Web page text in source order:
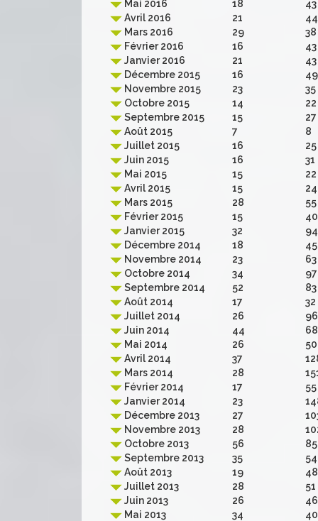
Mai 2016
18
43
Avril 2016
21
44
Mars 2016
29
38
Février 2016
16
43
Janvier 2016
21
43
Décembre 2015
16
49
Novembre 2015
23
35
Octobre 2015
14
22
Septembre 2015
15
27
Août 2015
7
8
Juillet 2015
16
25
Juin 2015
16
31
Mai 2015
15
22
Avril 2015
15
24
Mars 2015
28
55
Février 2015
15
40
Janvier 2015
32
94
Décembre 2014
18
45
Novembre 2014
23
63
Octobre 2014
34
97
Septembre 2014
52
83
Août 2014
17
32
Juillet 2014
26
96
Juin 2014
44
68
Mai 2014
26
50
Avril 2014
37
Mars 2014
28
Février 2014
17
55
Janvier 2014
23
Décembre 2013
27
Novembre 2013
28
Octobre 2013
56
85
Septembre 2013
35
54
Août 2013
19
48
Juillet 2013
28
51
Juin 2013
26
46
Mai 2013
34
40